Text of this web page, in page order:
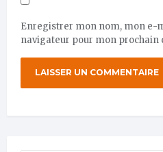
Enregistrer mon nom, mon e-
navigateur pour mon prochain